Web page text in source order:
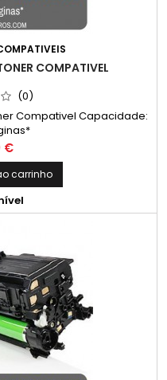
COMPATIVEL
(0)
Compativel Capacidade:
€
carrinho